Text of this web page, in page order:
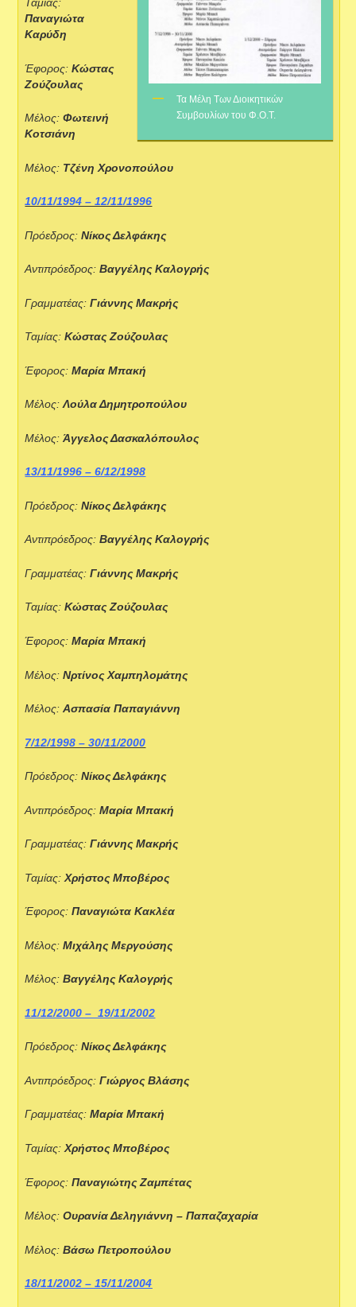
Τα Μέλη Των Διοικητικών
Συμβουλίων του Φ.Ο.Τ.
Παναγιώτα
Καρύδη
Έφορος:Κώστας
Ζούζουλας
Μέλος:Φωτεινή
Κοτσιάνη
Μέλος: Τζένη Χρονοπούλου
10/11/1994 – 12/11/1996
Πρόεδρος:Νίκος Δελφάκης
Αντιπρόεδρος:Βαγγέλης Καλογρής
Γραμματέας:Γιάννης Μακρής
Ταμίας:Κώστας Ζούζουλας
Έφορος:Μαρία Μπακή
Μέλος:Λούλα Δημητροπούλου
Μέλος:Άγγελος Δασκαλόπουλος
13/11/1996 – 6/12/1998
Πρόεδρος:Νίκος Δελφάκης
Αντιπρόεδρος:Βαγγέλης Καλογρής
Γραμματέας:Γιάννης Μακρής
Ταμίας:Κώστας Ζούζουλας
Έφορος:Μαρία Μπακή
Μέλος:Νρτίνος Χαμπηλομάτης
Μέλος:Ασπασία Παπαγιάννη
7/12/1998 – 30/11/2000
Πρόεδρος:Νίκος Δελφάκης
Αντιπρόεδρος:Μαρία Μπακή
Γραμματέας:Γιάννης Μακρής
Ταμίας:Χρήστος Μποβέρος
Έφορος:Παναγιώτα Κακλέα
Μέλος:Μιχάλης Μεργούσης
Μέλος:Βαγγέλης Καλογρής
11/12/2000 – 19/11/2002
Πρόεδρος:Νίκος Δελφάκης
Αντιπρόεδρος:Γιώργος Βλάσης
Γραμματέας:Μαρία Μπακή
Ταμίας:Χρήστος Μποβέρος
Έφορος:Παναγιώτης Ζαμπέτας
Μέλος:Ουρανία Δεληγιάννη – Παπαζαχαρία
Μέλος:Βάσω Πετροπούλου
18/11/2002 – 15/11/2004